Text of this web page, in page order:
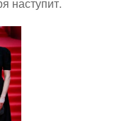
наступит.